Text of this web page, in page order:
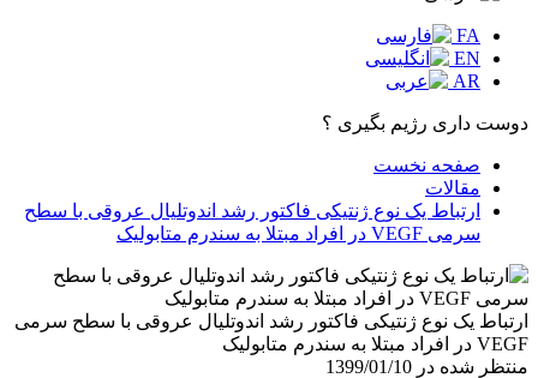
FA
EN
AR
دوست داری رژیم بگیری ؟
صفحه نخست
مقالات
ارتباط یک نوع ژنتیکی فاکتور رشد اندوتلیال عروقی با سطح
سرمی VEGF در افراد مبتلا به سندرم متابولیک
ارتباط یک نوع ژنتیکی فاکتور رشد اندوتلیال عروقی با سطح سرمی
VEGF در افراد مبتلا به سندرم متابولیک
منتظر شده در 1399/01/10